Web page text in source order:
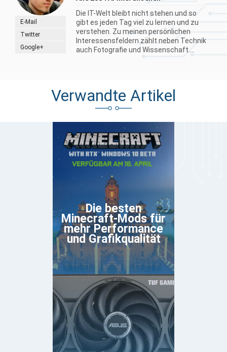
E-Mail
Twitter
Google+
Die IT-Welt bleibt nicht stehen und so
gibt es jeden Tag viel zu lernen und zu
verstehen. Zu meinen persönlichen
Interessensfeldern zählt neben Technik
auch Fotografie und Wissenschaft....
Verwandte Artikel
Die besten
Minecraft-Mods für
mehr Performance
und Grafikqualität